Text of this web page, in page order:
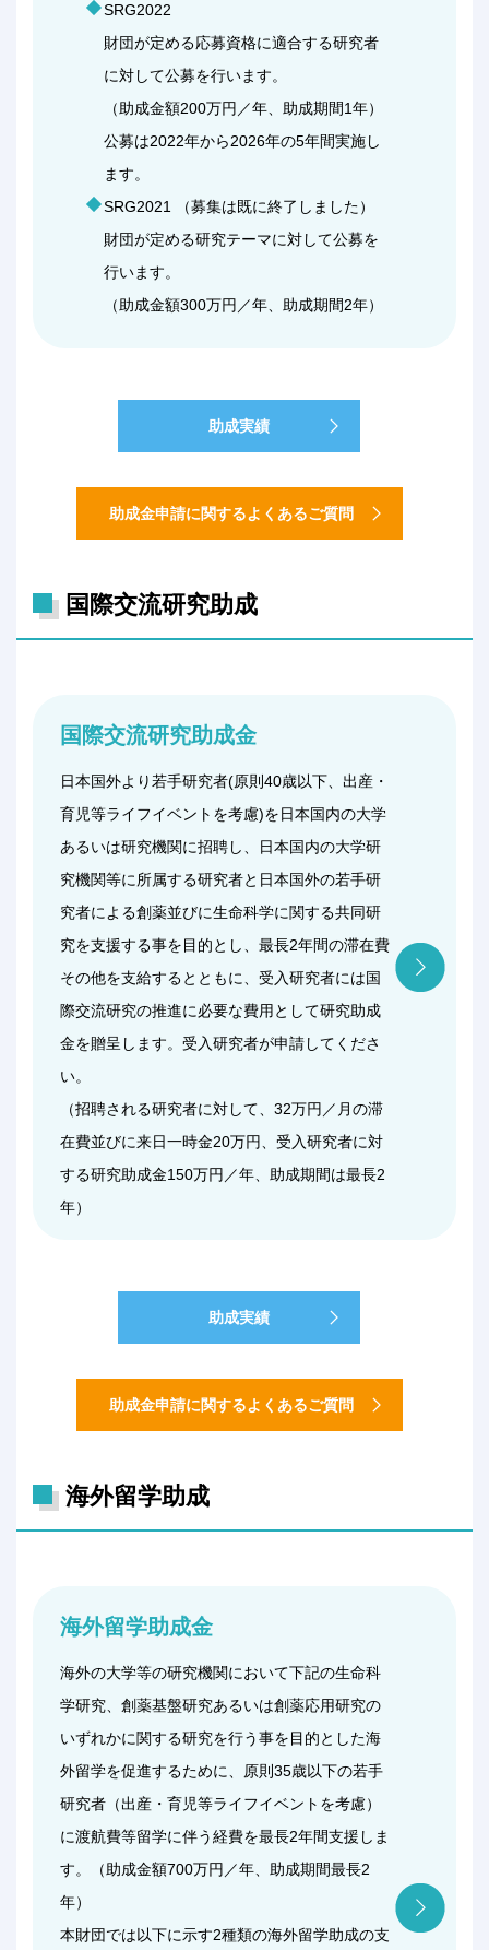
SRG2022
財団が定める応募資格に適合する研究者
に対して公募を行います。
（助成金額200万円／年、助成期間1年）
公募は2022年から2026年の5年間実施し
ます。
SRG2021 （募集は既に終了しました）
財団が定める研究テーマに対して公募を
行います。
（助成金額300万円／年、助成期間2年）
助成実績
助成金申請に関するよくあるご質問
国際交流研究助成
国際交流研究助成金
日本国外より若手研究者(原則40歳以下、出産・
育児等ライフイベントを考慮)を日本国内の大学
あるいは研究機関に招聘し、日本国内の大学研
究機関等に所属する研究者と日本国外の若手研
究者による創薬並びに生命科学に関する共同研
究を支援する事を目的とし、最長2年間の滞在費
その他を支給するとともに、受入研究者には国
際交流研究の推進に必要な費用として研究助成
金を贈呈します。受入研究者が申請してくださ
い。
（招聘される研究者に対して、32万円／月の滞
在費並びに来日一時金20万円、受入研究者に対
する研究助成金150万円／年、助成期間は最長2
年）
助成実績
助成金申請に関するよくあるご質問
海外留学助成
海外留学助成金
海外の大学等の研究機関において下記の生命科
学研究、創薬基盤研究あるいは創薬応用研究の
いずれかに関する研究を行う事を目的とした海
外留学を促進するために、原則35歳以下の若手
研究者（出産・育児等ライフイベントを考慮）
に渡航費等留学に伴う経費を最長2年間支援しま
す。（助成金額700万円／年、助成期間最長2
年）
本財団では以下に示す2種類の海外留学助成の支